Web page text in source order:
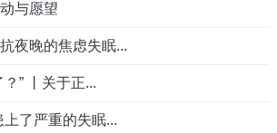
与愿望
夜晚的焦虑失眠...
” 丨关于正...
上了严重的失眠...